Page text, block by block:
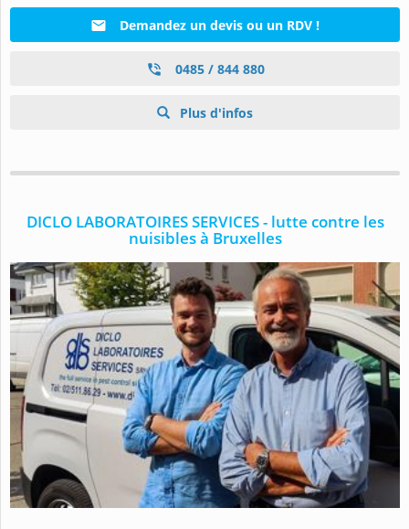
Demandez un devis ou un RDV !
0485 / 844 880
Plus d'infos
DICLO LABORATOIRES SERVICES - lutte contre les
nuisibles à Bruxelles